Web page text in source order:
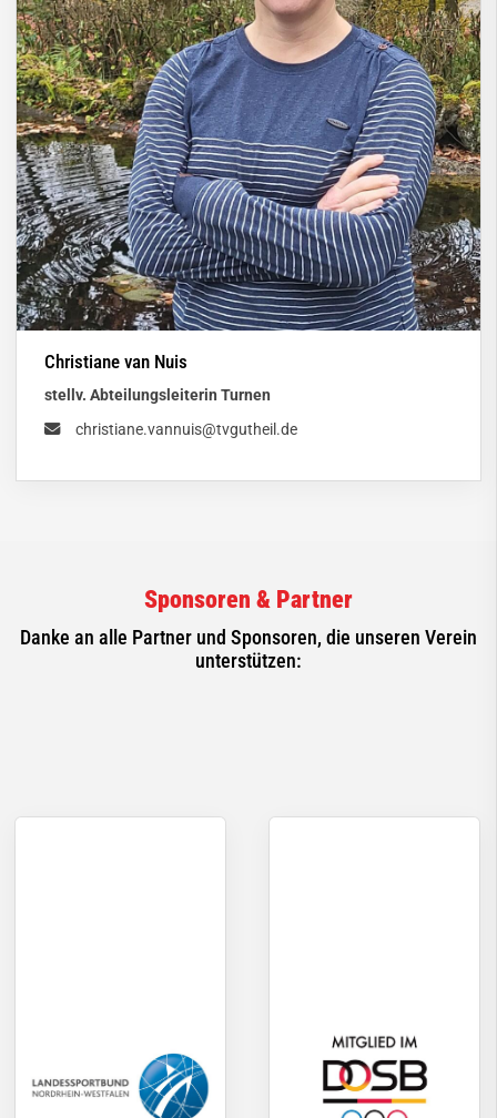
Christiane van Nuis
stellv. Abteilungsleiterin Turnen
christiane.vannuis@tvgutheil.de
Sponsoren & Partner
Danke an alle Partner und Sponsoren, die unseren Verein
unterstützen: